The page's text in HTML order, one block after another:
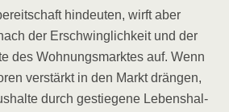
hin­deu­ten, wirft aber
der Erschwing­lich­keit und der
des Woh­nungs­mark­tes auf. Wenn
ver­stärkt in den Markt drän­gen,
durch gestie­ge­ne Lebens­hal­